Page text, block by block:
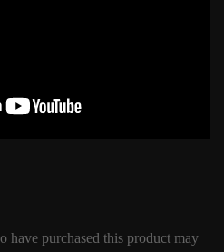
have purchased this product may